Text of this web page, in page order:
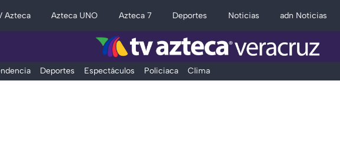
Azteca Azteca UNO Azteca 7 Deportes Noticias adn Noticias
Deportes Espectáculos Policiaca Clima